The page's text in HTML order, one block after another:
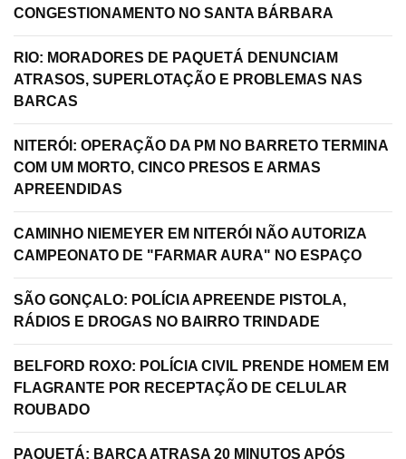
CONGESTIONAMENTO NO SANTA BÁRBARA
RIO: MORADORES DE PAQUETÁ DENUNCIAM
ATRASOS, SUPERLOTAÇÃO E PROBLEMAS NAS
BARCAS
NITERÓI: OPERAÇÃO DA PM NO BARRETO TERMINA
COM UM MORTO, CINCO PRESOS E ARMAS
APREENDIDAS
CAMINHO NIEMEYER EM NITERÓI NÃO AUTORIZA
CAMPEONATO DE "FARMAR AURA" NO ESPAÇO
SÃO GONÇALO: POLÍCIA APREENDE PISTOLA,
RÁDIOS E DROGAS NO BAIRRO TRINDADE
BELFORD ROXO: POLÍCIA CIVIL PRENDE HOMEM EM
FLAGRANTE POR RECEPTAÇÃO DE CELULAR
ROUBADO
PAQUETÁ: BARCA ATRASA 20 MINUTOS APÓS